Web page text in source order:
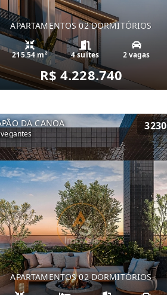
APARTAMENTOS 02 DORMITÓRIOS
215.54 m² 4 suítes 2 vagas
R$ 4.228.740
DA CANOA 3230
APARTAMENTOS 02 DORMITÓRIOS